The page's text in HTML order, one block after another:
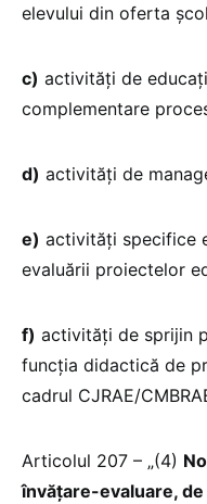
elevului din oferta
c) activități de
complementare
d) activități de
e) activități specifice
evaluării proiectelor
f) activități de sprijin
funcția didactică de
cadrul CJRAE/
Articolul 207 – „(4)
învățare-evaluare,